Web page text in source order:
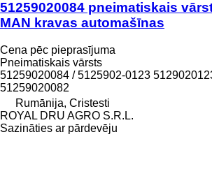
51259020084 pneimatiskais
MAN kravas automašīnas
Cena pēc pieprasījuma
Pneimatiskais vārsts
51259020084 / 5125902-0123
51259020082
Rumānija, Cristesti
ROYAL DRU AGRO S.R.L.
Sazināties ar pārdevēju